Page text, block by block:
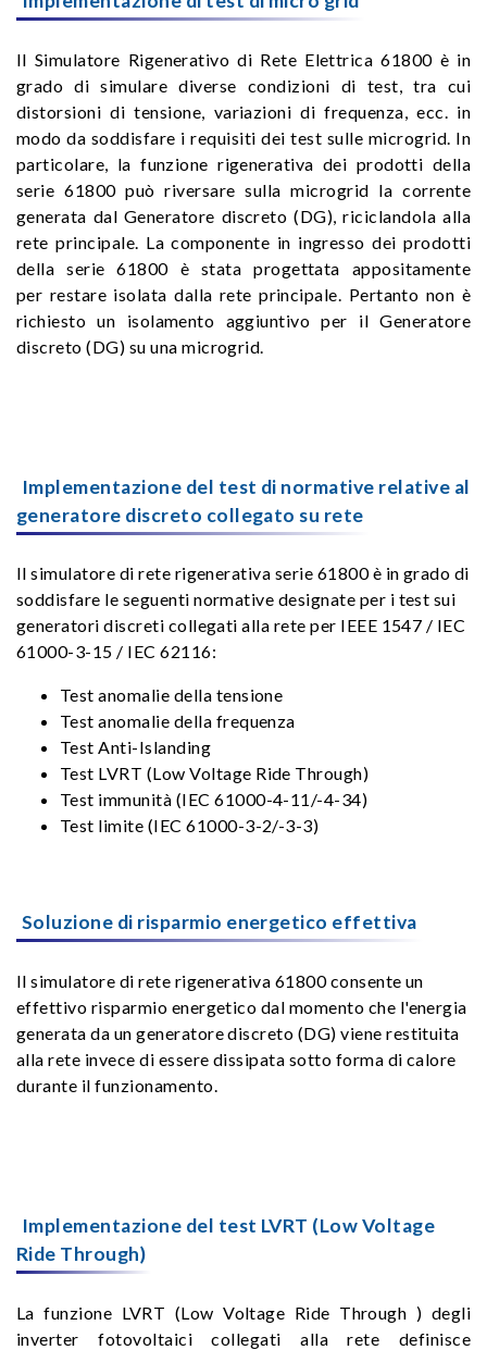
Il Simulatore Rigenerativo di Rete Elettrica 61800 è in
grado di simulare diverse condizioni di test, tra cui
distorsioni di tensione, variazioni di frequenza, ecc. in
modo da soddisfare i requisiti dei test sulle microgrid. In
particolare, la funzione rigenerativa dei prodotti della
serie 61800 può riversare sulla microgrid la corrente
generata dal Generatore discreto (DG), riciclandola alla
rete principale. La componente in ingresso dei prodotti
della serie 61800 è stata progettata appositamente
per restare isolata dalla rete principale. Pertanto non è
richiesto un isolamento aggiuntivo per il Generatore
discreto (DG) su una microgrid.
Implementazione del test di normative relative al
generatore discreto collegato su rete
Il simulatore di rete rigenerativa serie 61800 è in grado di
soddisfare le seguenti normative designate per i test sui
generatori discreti collegati alla rete per IEEE 1547 / IEC
61000-3-15 / IEC 62116:
Test anomalie della tensione
Test anomalie della frequenza
Test Anti-Islanding
Test LVRT (Low Voltage Ride Through)
Test immunità (IEC 61000-4-11/-4-34)
Test limite (IEC 61000-3-2/-3-3)
Soluzione di risparmio energetico effettiva
Il simulatore di rete rigenerativa 61800 consente un
effettivo risparmio energetico dal momento che l'energia
generata da un generatore discreto (DG) viene restituita
alla rete invece di essere dissipata sotto forma di calore
durante il funzionamento.
Implementazione del test LVRT (Low Voltage
Ride Through)
La funzione LVRT (Low Voltage Ride Through ) degli
inverter fotovoltaici collegati alla rete definisce